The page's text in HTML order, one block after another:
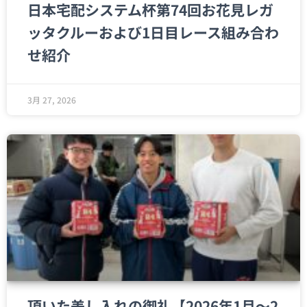
日本宅配システム杯第74回お花見レガ
ッタクルーおよび1日目レース組み合わ
せ紹介
3月 27, 2026